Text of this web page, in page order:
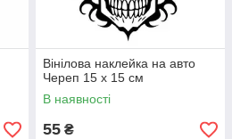
Вінілова наклейка на авто
Череп 15 х 15 см
В наявності
55 ₴